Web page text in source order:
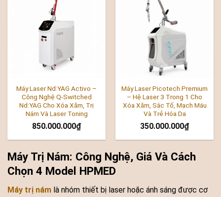
Máy Laser Nd:YAG Activo –
Công Nghệ Q-Switched
Nd:YAG Cho Xóa Xăm, Trị
Nám Và Laser Toning
850.000.000₫
Máy Laser Picotech Premium
– Hệ Laser 3 Trong 1 Cho
Xóa Xăm, Sắc Tố, Mạch Máu
Và Trẻ Hóa Da
350.000.000₫
Máy Trị Nám: Công Nghệ, Giá Và Cách
Chọn 4 Model HPMED
Máy trị nám là nhóm thiết bị laser hoặc ánh sáng được cơ